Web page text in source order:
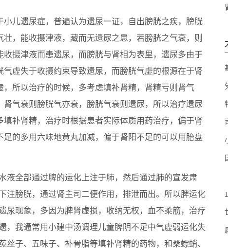
小儿遗尿症，普遍认为遗尿一证，自出膀胱之疾，膀胱
壮，能收摄津液，藏而无遗尿之患，若膀胱之气衰，则
收摄津液而患遗尿，而膀胱与肾相为表里，遗尿多由于
气虚失于收摄约束导致遗尿，而膀胱气虚的根源在于肾
，所以治疗的时候，多考虑填补肾精，肾精亏则肾气
肾气衰则膀胱气亦衰，膀胱气衰则遗尿，所以治疗遗尿
填补肾精，治疗时根据患者实际体质用药治疗，偏于肾
足的多用六味地黄丸加减，偏于肾阳不足的可以用胎盘
液全部通过脾的运化上注于肺，然后通过肺的宣发肃
注膀胱，通过肾主司二便作用，排泄而出。所以脾运化
尿现象，多因为脾肾虚损，收纳无权，血不柔筋，治疗
，我通常用小建中汤调理儿童脾阴不足中气虚弱运化失
子、五味子、补骨脂等填补肾精的药物，和桑螵蛸、